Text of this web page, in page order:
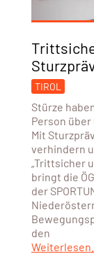
TIROL
Stürze
Person über
Mit
verhindern
„Trittsicher
bringt die
der
den
Weiterlesen...